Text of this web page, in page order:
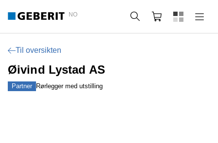
NO Søk Handlekurv
Til oversikten
Øivind Lystad AS
Partner Rørlegger med utstilling